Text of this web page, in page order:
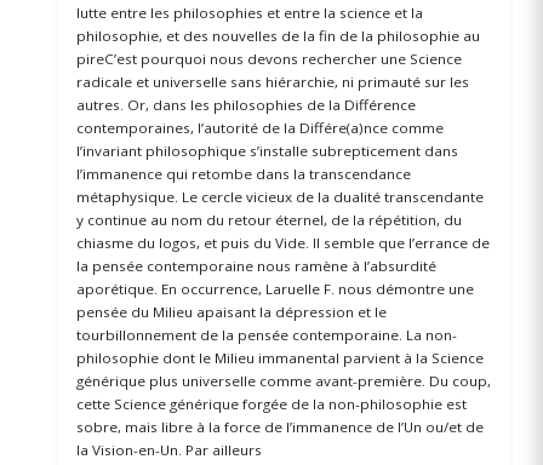
lutte entre les philosophies et entre la science et la
philosophie, et des nouvelles de la fin de la philosophie au
pireC’est pourquoi nous devons rechercher une Science
radicale et universelle sans hiérarchie, ni primauté sur les
autres. Or, dans les philosophies de la Différence
contemporaines, l’autorité de la Différe(a)nce comme
l’invariant philosophique s’installe subrepticement dans
l’immanence qui retombe dans la transcendance
métaphysique. Le cercle vicieux de la dualité transcendante
y continue au nom du retour éternel, de la répétition, du
chiasme du logos, et puis du Vide. Il semble que l’errance de
la pensée contemporaine nous ramène à l’absurdité
aporétique. En occurrence, Laruelle F. nous démontre une
pensée du Milieu apaisant la dépression et le
tourbillonnement de la pensée contemporaine. La non-
philosophie dont le Milieu immanental parvient à la Science
générique plus universelle comme avant-première. Du coup,
cette Science générique forgée de la non-philosophie est
sobre, mais libre à la force de l’immanence de l’Un ou/et de
la Vision-en-Un. Par ailleurs